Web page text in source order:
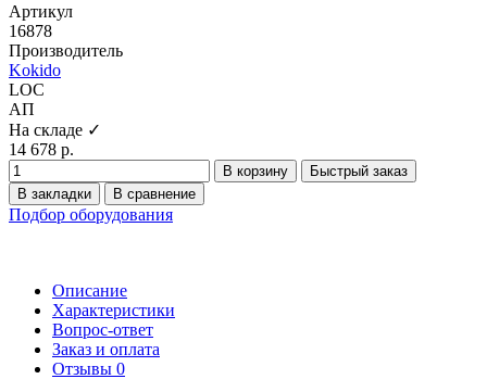
Артикул
16878
Производитель
Kokido
LOC
АП
На складе ✓
14 678 р.
В корзину
Быстрый заказ
В закладки
В сравнение
Подбор оборудования
Описание
Характеристики
Вопрос-ответ
Заказ и оплата
Отзывы 0